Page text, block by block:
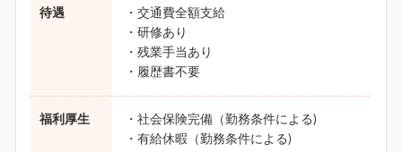
待遇
・交通費全額支給
・研修あり
・残業手当あり
・履歴書不要
福利厚生
・社会保険完備（勤務条件による)
・有給休暇（勤務条件による)